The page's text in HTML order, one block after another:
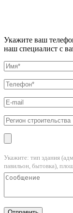
Укажите ваш
наш специалист с
Укажите: тип здания
павильон, бытовка),